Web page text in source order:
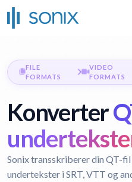
FILE
FORMATS
VIDEO
FORMATS
Konverter
Sonix transskriberer din QT-
undertekster i SRT, VTT og